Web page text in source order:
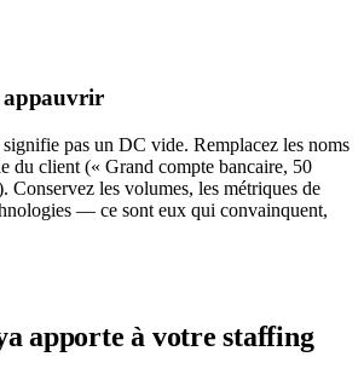
appauvrir
pas un DC vide. Remplacez les noms
du client (« Grand compte bancaire, 50
Conservez les volumes, les métriques de
— ce sont eux qui convainquent,
apporte à votre staffing